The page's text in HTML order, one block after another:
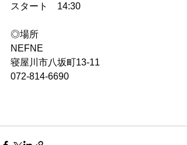
スタート　14:30
◎場所
NEFNE
寝屋川市八坂町13-11
072-814-6690